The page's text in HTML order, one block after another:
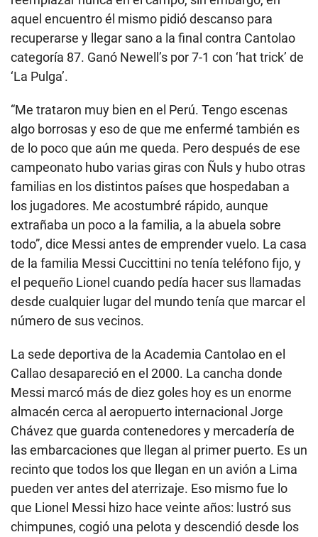
aquel encuentro él mismo pidió descanso para
recuperarse y llegar sano a la final contra Cantolao
categoría 87. Ganó Newell’s por 7-1 con ‘hat trick’ de
‘La Pulga’.
“Me trataron muy bien en el Perú. Tengo escenas
algo borrosas y eso de que me enfermé también es
de lo poco que aún me queda. Pero después de ese
campeonato hubo varias giras con Ñuls y hubo otras
familias en los distintos países que hospedaban a
los jugadores. Me acostumbré rápido, aunque
extrañaba un poco a la familia, a la abuela sobre
todo”, dice Messi antes de emprender vuelo. La casa
de la familia Messi Cuccittini no tenía teléfono fijo, y
el pequeño Lionel cuando pedía hacer sus llamadas
desde cualquier lugar del mundo tenía que marcar el
número de sus vecinos.
La sede deportiva de la Academia Cantolao en el
Callao desapareció en el 2000. La cancha donde
Messi marcó más de diez goles hoy es un enorme
almacén cerca al aeropuerto internacional Jorge
Chávez que guarda contenedores y mercadería de
las embarcaciones que llegan al primer puerto. Es un
recinto que todos los que llegan en un avión a Lima
pueden ver antes del aterrizaje. Eso mismo fue lo
que Lionel Messi hizo hace veinte años: lustró sus
chimpunes, cogió una pelota y descendió desde los